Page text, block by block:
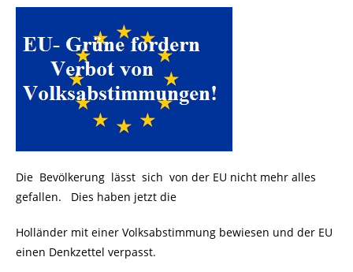
Die Bevölkerung lässt sich von der EU nicht mehr alles
gefallen. Dies haben jetzt die
Holländer mit einer Volksabstimmung bewiesen und der EU
einen Denkzettel verpasst.